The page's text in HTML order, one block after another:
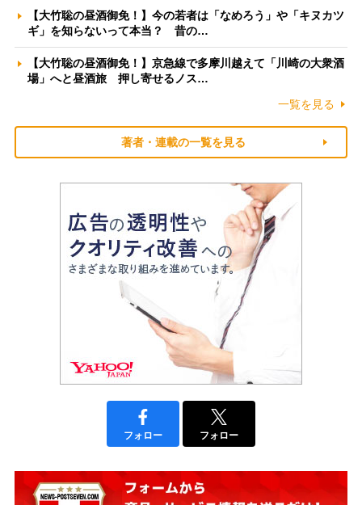
【大竹聡の昼酒御免！】今の若者は「なめろう」や「キヌカツ
ギ」を知らないって本当？ 昔の…
【大竹聡の昼酒御免！】京急線で多摩川越えて「川崎の大衆酒
場」へと昼酒旅 押し寄せるノス…
一覧を見る
著者・連載の一覧を見る
フォロー フォロー